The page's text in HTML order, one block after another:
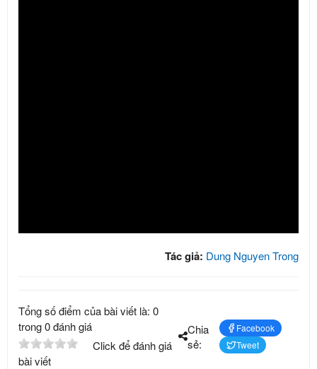
Tác giả: Dung Nguyen Trong
Tổng số điểm của bài viết là: 0
trong 0 đánh giá
Click để đánh giá
bài viết
Chia
sẻ:
Facebook
Tweet